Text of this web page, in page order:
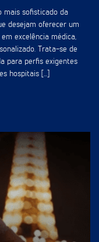
mais sofisticado da
desejam oferecer um
excelência médica,
Trata-se de
para perfis exigentes
hospitais [...]